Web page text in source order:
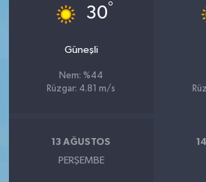
30°
Güneşli
Nem: %44
Rüzgar: 4.81 m/s
13 AĞUSTOS
PERŞEMBE